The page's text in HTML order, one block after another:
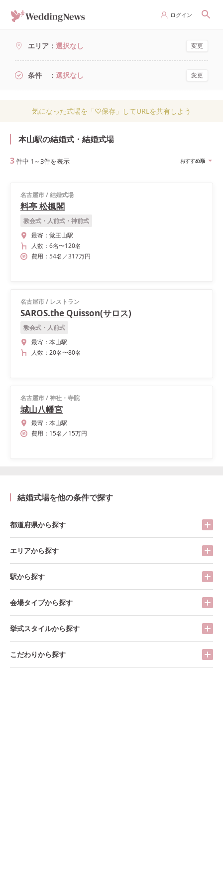
ログイン
エリア 選択なし 変更
条件 選択なし 変更
気になった式場を「♡保存」してURLを共有しよう
本山駅の結婚式・結婚式場
3件中 1 ～3件を表示 おすすめ順
名古屋市/結婚式場
料亭 松楓閣
教会式・人前式・神前式
最寄： 覚王山駅
人数： 6名〜120名
費用： 54名 ／317万円
名古屋市/ レストラン
SAROS.the Quisson(サロス)
教会式・人前式
最寄： 本山駅
人数： 20名〜80名
名古屋市/神社・寺院
城山八幡宮
最寄： 本山駅
費用： 15名 ／15万円
結婚式場を他の条件で探す
都道府県から探す
エリアから探す
駅から探す
会場タイプから探す
挙式スタイルから探す
こだわりから探す